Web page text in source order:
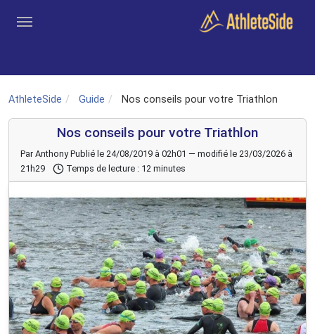
AthleteSide Guide Nos conseils pour votre Triathlon
Nos conseils pour votre Triathlon
Par AnthonyPublié le 24/08/2019 à 02h01 — modifié le 23/03/2026 à
21h29
Temps de lecture : 12 minutes